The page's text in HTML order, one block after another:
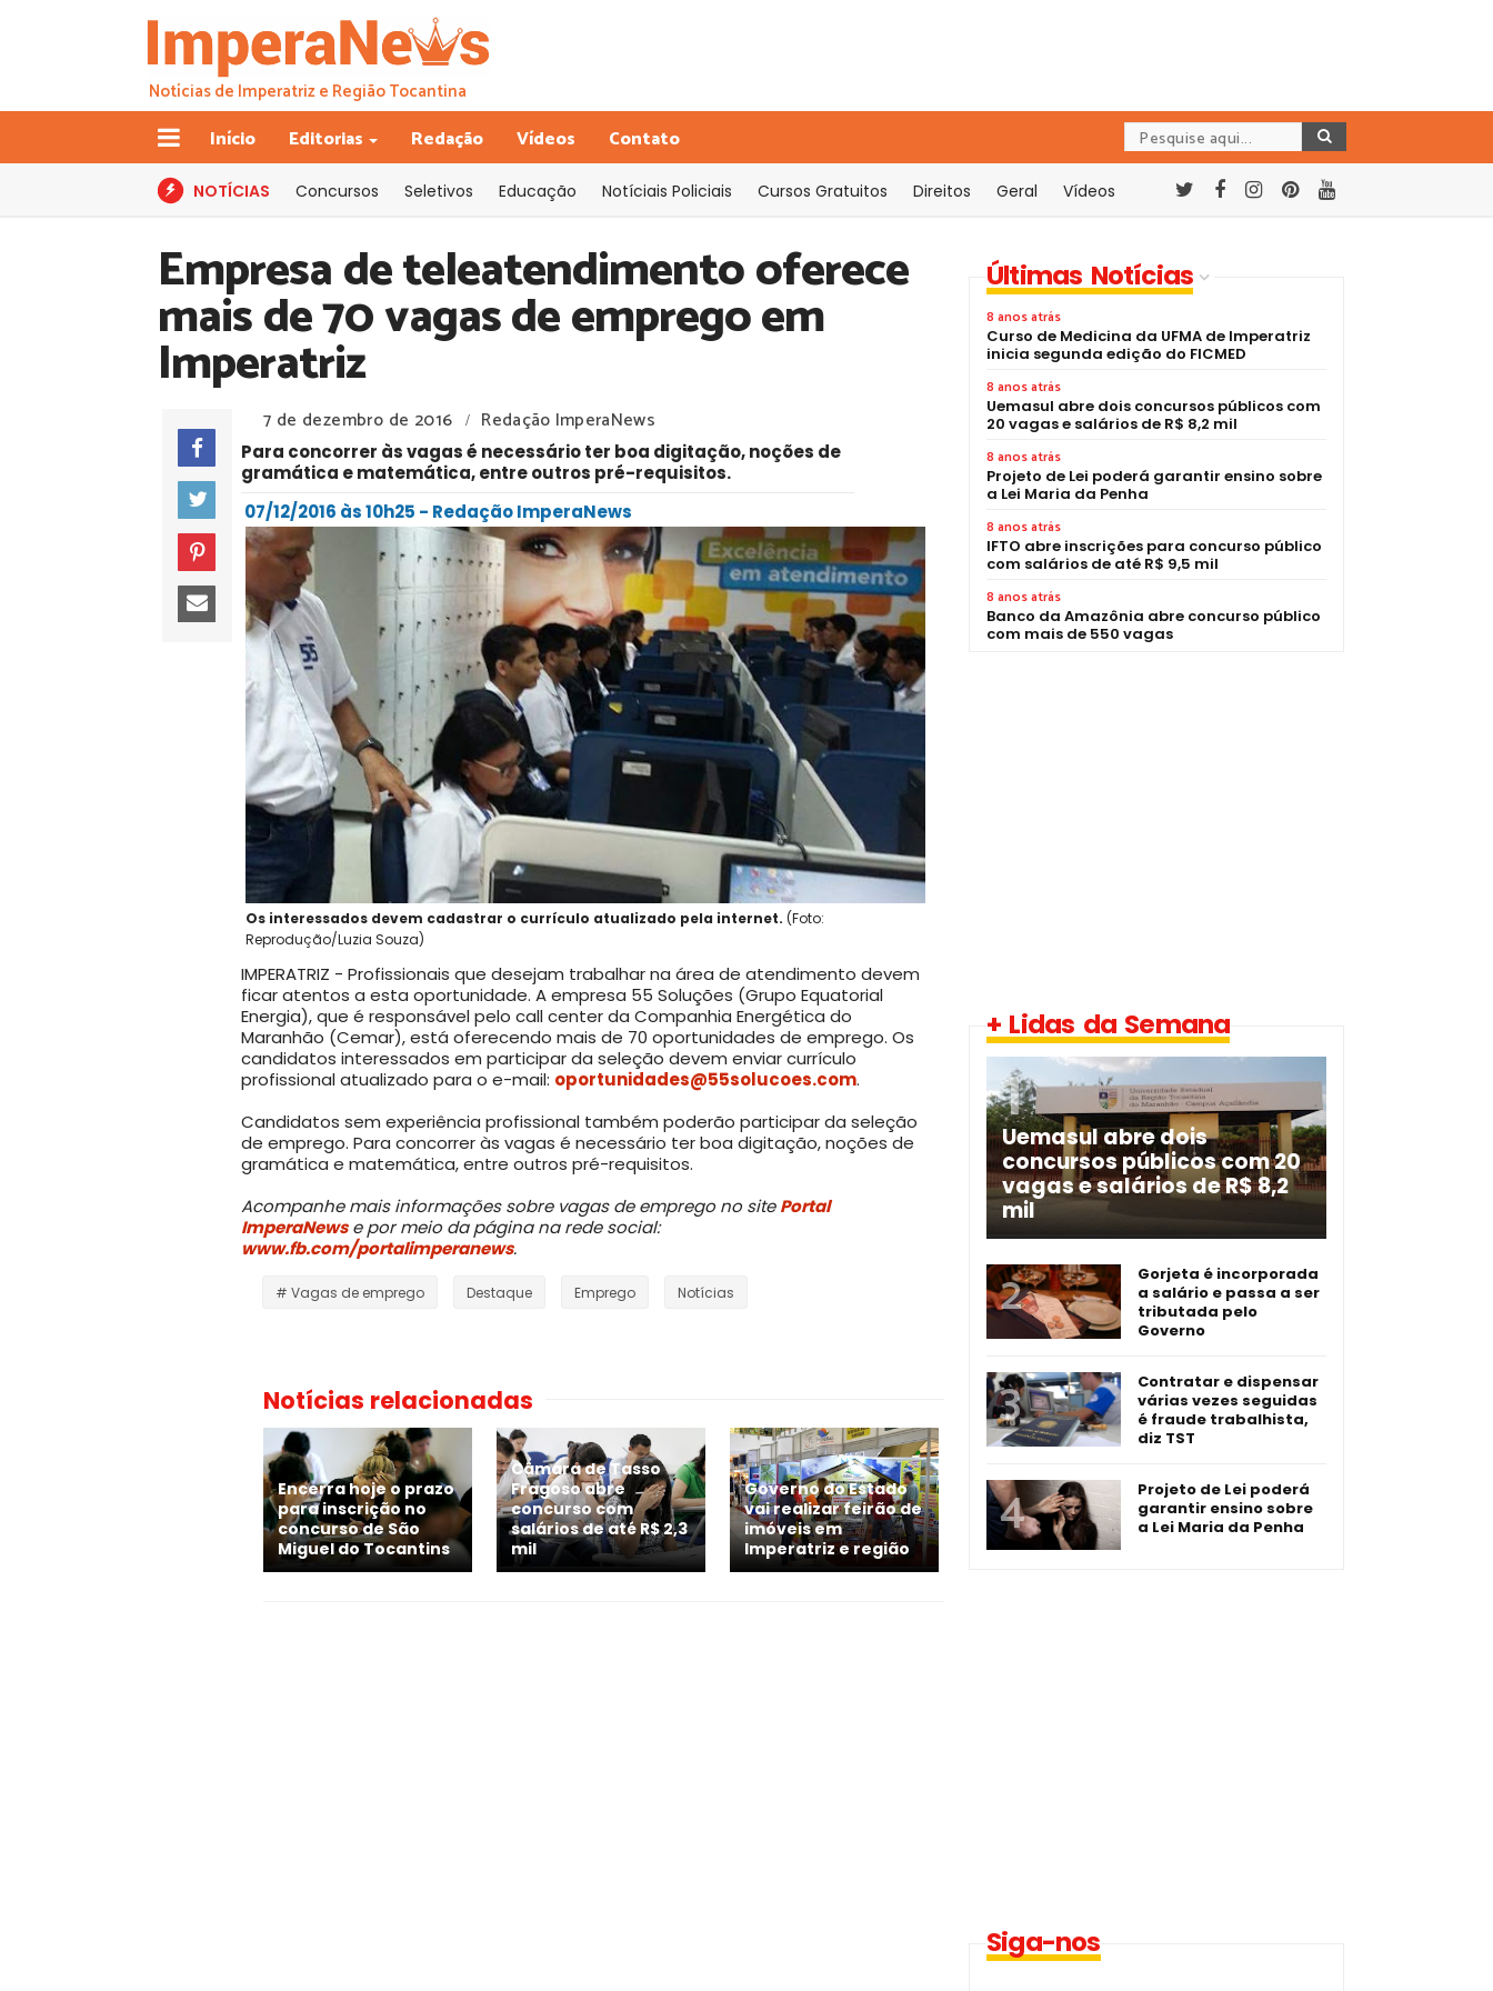
Notícias de Imperatriz e Região Tocantina
Início Editorias Redação Vídeos Contato
NOTÍCIAS Concursos Seletivos Educação Notíciais Policiais Cursos Gratuitos Direitos Geral Vídeos
Empresa de teleatendimento oferece
mais de 70 vagas de emprego em
Imperatriz
7 de dezembro de 2016 / Redação ImperaNews
Para concorrer às vagas é necessário ter boa digitação, noções de
gramática e matemática, entre outros pré-requisitos.
07/12/2016 às 10h25 - Redação ImperaNews
Os interessados devem cadastrar o currículo atualizado pela internet. (Foto:
Reprodução/Luzia Souza)
IMPERATRIZ - Profissionais que desejam trabalhar na área de atendimento devem
ficar atentos a esta oportunidade. A empresa 55 Soluções (Grupo Equatorial
Energia), que é responsável pelo call center da Companhia Energética do
Maranhão (Cemar), está oferecendo mais de 70 oportunidades de emprego. Os
candidatos interessados em participar da seleção devem enviar currículo
profissional atualizado para o e-mail: oportunidades@55solucoes.com.
Candidatos sem experiência profissional também poderão participar da seleção
de emprego. Para concorrer às vagas é necessário ter boa digitação, noções de
gramática e matemática, entre outros pré-requisitos.
Acompanhe mais informações sobre vagas de emprego no sitePortal
ImperaNewse por meio da página na rede social:
www.fb.com/portalimperanews.
# Vagas de emprego Destaque Emprego Notícias
Notícias relacionadas
Encerra hoje o prazo
para inscrição no
concurso de São
Miguel do Tocantins
Câmara de Tasso
Fragoso abre
concurso com
salários de até R$ 2,3
mil
Governo do Estado
vai realizar feirão de
imóveis em
Imperatriz e região
Últimas Notícias
8 anos atrás
Curso de Medicina da UFMA de Imperatriz
inicia segunda edição do FICMED
8 anos atrás
Uemasul abre dois concursos públicos com
20 vagas e salários de R$ 8,2 mil
8 anos atrás
Projeto de Lei poderá garantir ensino sobre
a Lei Maria da Penha
8 anos atrás
IFTO abre inscrições para concurso público
com salários de até R$ 9,5 mil
8 anos atrás
Banco da Amazônia abre concurso público
com mais de 550 vagas
+ Lidas da Semana
Uemasul abre dois
concursos públicos com 20
vagas e salários de R$ 8,2
mil
Gorjeta é incorporada
a salário e passa a ser
tributada pelo
Governo
Contratar e dispensar
várias vezes seguidas
é fraude trabalhista,
diz TST
Projeto de Lei poderá
garantir ensino sobre
a Lei Maria da Penha
Siga-nos